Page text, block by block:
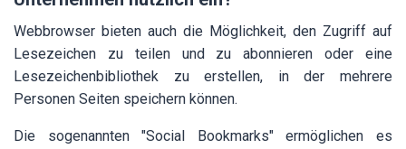
Webbrowser bieten auch die Möglichkeit, den Zugriff auf
Lesezeichen zu teilen und zu abonnieren oder eine
Lesezeichenbibliothek zu erstellen, in der mehrere
Personen Seiten speichern können.
Die sogenannten "Social Bookmarks" ermöglichen es